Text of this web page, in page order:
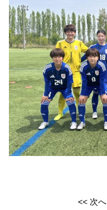
<< 次へ